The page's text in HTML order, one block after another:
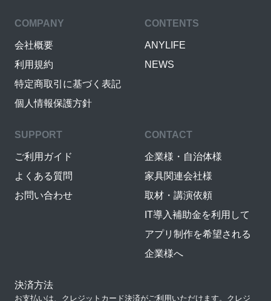
COMPANY
会社概要
利用規約
特定商取引に基づく表記
個人情報保護方針
CONTENTS
ANYLIFE
NEWS
SUPPORT
ご利用ガイド
よくある質問
お問い合わせ
CONTACT
企業様・自治体様
家具関連会社様
取材・講演依頼
IT導入補助金を利用して
アプリ制作を希望される
企業様へ
決済方法
お支払いは、クレジットカード決済がご利用いただけます。クレジ